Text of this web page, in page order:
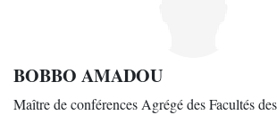
BOBBO AMADOU
Maître de conférences Agrégé des Facultés